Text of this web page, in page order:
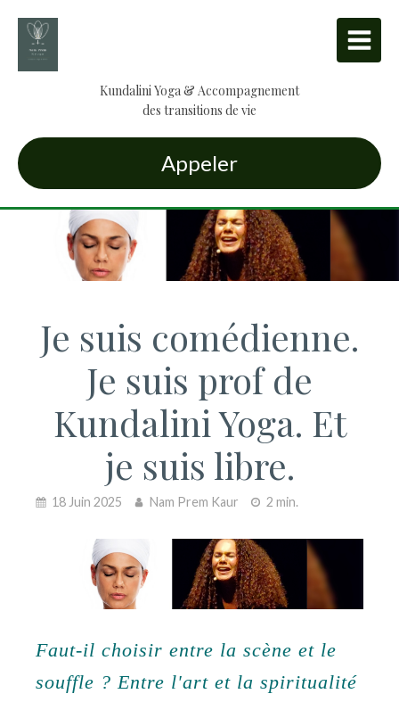
Kundalini Yoga & Accompagnement
des transitions de vie
Appeler
Je suis comédienne.
Je suis prof de
Kundalini Yoga. Et
je suis libre.
18 Juin 2025 Nam Prem Kaur 2 min.
Faut-il choisir entre la scène et le
souffle ? Entre l'art et la spiritualité